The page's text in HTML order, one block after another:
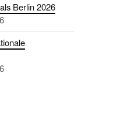
Berlin 2026